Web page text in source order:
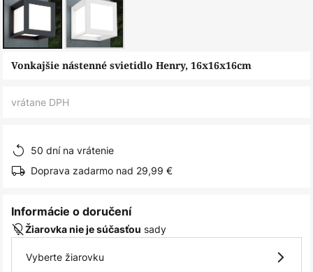
Preskočiť
Vonkajšie nástenné svietidlo Henry, 16x16x16cm
vrátane DPH
50 dní na vrátenie
Doprava zadarmo nad 29,99 €
Informácie o doručení
Žiarovka nie je súčasťou sady
Vyberte žiarovku